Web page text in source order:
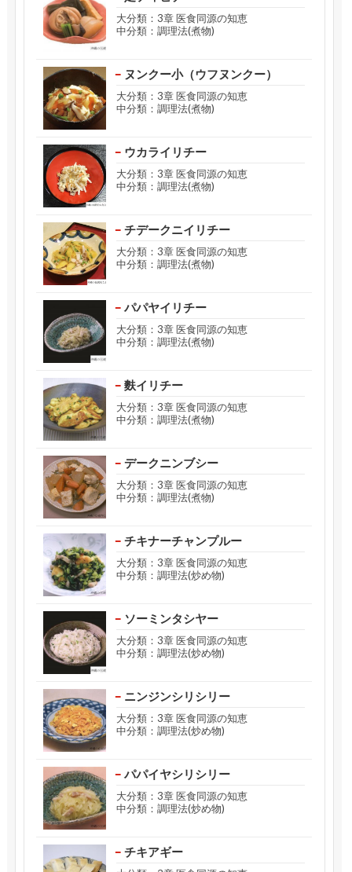
大分類：3章 医食同源の知恵
中分類：調理法(煮物)
ヌンクー小（ウフヌンクー）
大分類：3章 医食同源の知恵
中分類：調理法(煮物)
ウカライリチー
大分類：3章 医食同源の知恵
中分類：調理法(煮物)
チデークニイリチー
大分類：3章 医食同源の知恵
中分類：調理法(煮物)
パパヤイリチー
大分類：3章 医食同源の知恵
中分類：調理法(煮物)
麩イリチー
大分類：3章 医食同源の知恵
中分類：調理法(煮物)
デークニンブシー
大分類：3章 医食同源の知恵
中分類：調理法(煮物)
チキナーチャンプルー
大分類：3章 医食同源の知恵
中分類：調理法(炒め物)
ソーミンタシヤー
大分類：3章 医食同源の知恵
中分類：調理法(炒め物)
ニンジンシリシリー
大分類：3章 医食同源の知恵
中分類：調理法(炒め物)
パパイヤシリシリー
大分類：3章 医食同源の知恵
中分類：調理法(炒め物)
チキアギー